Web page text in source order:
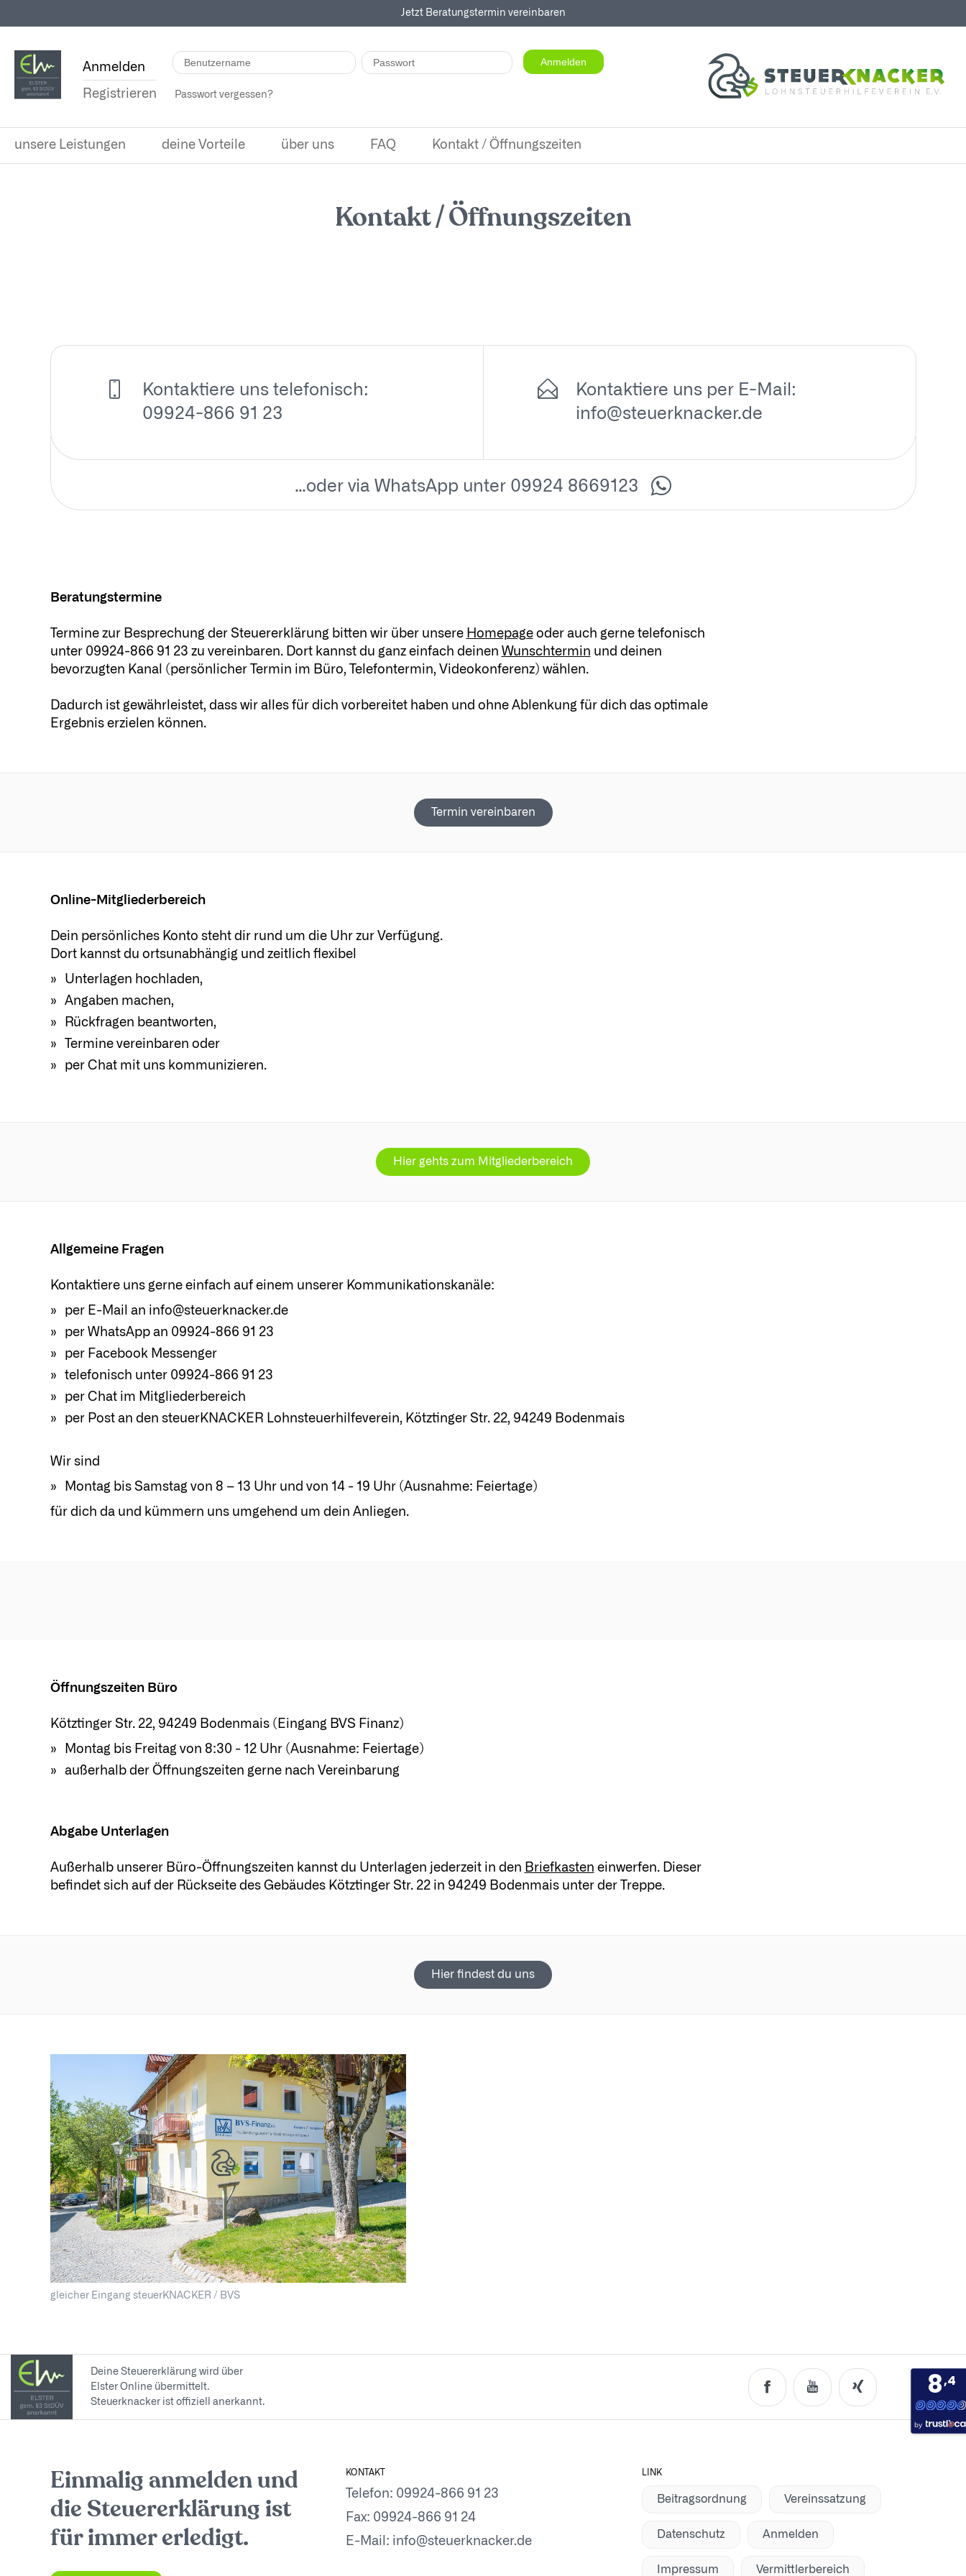
Jetzt Beratungstermin vereinbaren
Anmelden
Registrieren Passwort vergessen?
unsere Leistungen deine Vorteile über uns FAQ Kontakt / Öffnungszeiten
Kontakt / Öffnungszeiten
Kontaktiere uns telefonisch:
09924-866 91 23
Kontaktiere uns per E-Mail:
info@steuerknacker.de
…oder via WhatsApp unter 09924 8669123
Beratungstermine
Termine zur Besprechung der Steuererklärung bitten wir über unsere Homepageoder auch gerne telefonisch
unter 09924-866 91 23 zu vereinbaren. Dort kannst du ganz einfach deinen Wunschtermin und deinen
bevorzugten Kanal (persönlicher Termin im Büro, Telefontermin, Videokonferenz) wählen.
Dadurch ist gewährleistet, dass wir alles für dich vorbereitet haben und ohne Ablenkung für dich das optimale
Ergebnis erzielen können.
Termin vereinbaren
Online-Mitgliederbereich
Dein persönliches Konto steht dir rund um die Uhr zur Verfügung.
Dort kannst du ortsunabhängig und zeitlich flexibel
Unterlagen hochladen,
Angaben machen,
Rückfragen beantworten,
Termine vereinbaren oder
per Chat mit uns kommunizieren.
Hier gehts zum Mitgliederbereich
Allgemeine Fragen
Kontaktiere uns gerne einfach auf einem unserer Kommunikationskanäle:
per E-Mail an info@steuerknacker.de
per WhatsApp an 09924-866 91 23
per Facebook Messenger
telefonisch unter 09924-866 91 23
per Chat im Mitgliederbereich
per Post an den steuerKNACKER Lohnsteuerhilfeverein, Kötztinger Str. 22, 94249 Bodenmais
Wir sind
Montag bis Samstag von 8 – 13 Uhr und von 14 - 19 Uhr (Ausnahme: Feiertage)
für dich da und kümmern uns umgehend um dein Anliegen.
Öffnungszeiten Büro
Kötztinger Str. 22, 94249 Bodenmais (Eingang BVS Finanz)
Montag bis Freitag von 8:30 - 12 Uhr (Ausnahme: Feiertage)
außerhalb der Öffnungszeiten gerne nach Vereinbarung
Abgabe Unterlagen
Außerhalb unserer Büro-Öffnungszeiten kannst du Unterlagen jederzeit in den Briefkasten einwerfen. Dieser
befindet sich auf der Rückseite des Gebäudes Kötztinger Str. 22 in 94249 Bodenmais unter der Treppe.
Hier findest du uns
gleicher Eingang steuerKNACKER / BVS
Deine Steuererklärung wird über
Elster Online übermittelt.
Steuerknacker ist offiziell anerkannt.
8,4
by
Einmalig anmelden und
die Steuererklärung ist
für immer erledigt.
KONTAKT
Telefon: 09924-866 91 23
Fax: 09924-866 91 24
E-Mail: info@steuerknacker.de
LINK
Beitragsordnung Vereinssatzung
Datenschutz Anmelden
Impressum Vermittlerbereich